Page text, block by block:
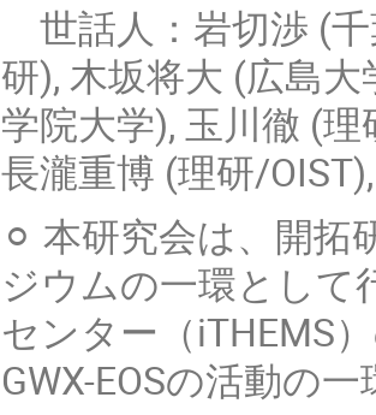
世話人：岩切渉 (
研), 木坂将大 (広島
学院大学), 玉川徹 (
長瀧重博 (理研/
⚪︎ 本研究会は、開
ジウムの一環として
センター（iTHEMS
GWX-EOSの活動の